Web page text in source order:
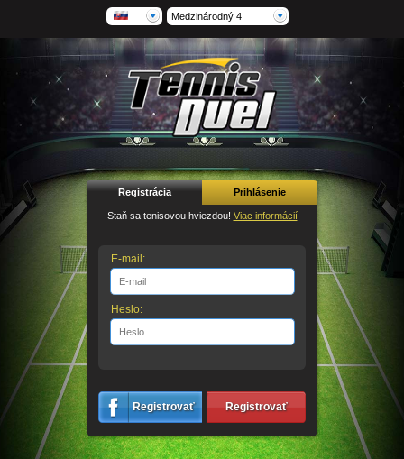
Medzinárodný 4
Registrácia Prihlásenie
Staň sa tenisovou hviezdou! Viac informácií
E-mail:
Heslo:
Registrovať Registrovať